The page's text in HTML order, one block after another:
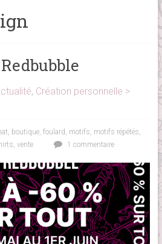
, Création personnelle >
, boutique, foulard , motifs, motifs répétés,
, vente 1 commentaire